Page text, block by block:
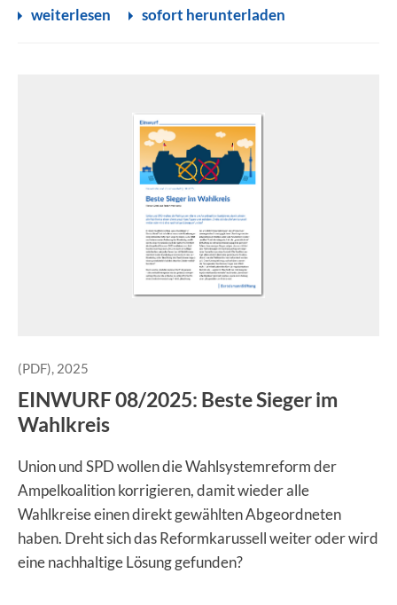
weiterlesen sofort herunterladen
(PDF), 2025
EINWURF 08/2025: Beste Sieger im
Wahlkreis
Union und SPD wollen die Wahlsystemreform der
Ampelkoalition korrigieren, damit wieder alle
Wahlkreise einen direkt gewählten Abgeordneten
haben. Dreht sich das Reformkarussell weiter oder wird
eine nachhaltige Lösung gefunden?